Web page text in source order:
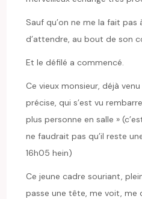
Sauf qu’on ne me la fait pas
d’attendre, au bout de son
Et le défilé a commencé.
Ce vieux monsieur, déjà
précise, qui s’est vu
plus personne en salle »
ne faudrait pas qu’il reste
16h05 hein)
Ce jeune cadre souriant,
passe une tête, me voit, me